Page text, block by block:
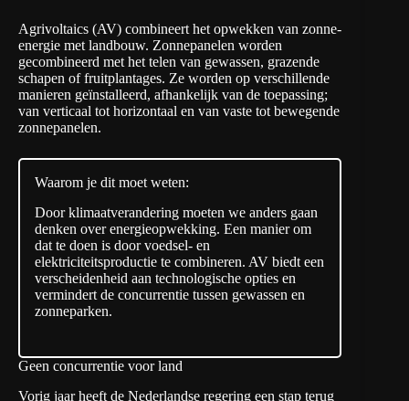
Agrivoltaics (AV) combineert het opwekken van zonne-
energie met landbouw. Zonnepanelen worden
gecombineerd met het telen van gewassen, grazende
schapen of fruitplantages. Ze worden op verschillende
manieren geïnstalleerd, afhankelijk van de toepassing;
van verticaal tot horizontaal en van vaste tot bewegende
zonnepanelen.
Waarom je dit moet weten:
Door klimaatverandering moeten we anders gaan
denken over energieopwekking. Een manier om
dat te doen is door voedsel- en
elektriciteitsproductie te combineren. AV biedt een
verscheidenheid aan technologische opties en
vermindert de concurrentie tussen gewassen en
zonneparken.
Geen concurrentie voor land
Vorig jaar heeft de Nederlandse regering een stap terug